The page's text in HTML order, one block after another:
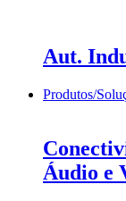
Aut.
Produtos/
Áudio e